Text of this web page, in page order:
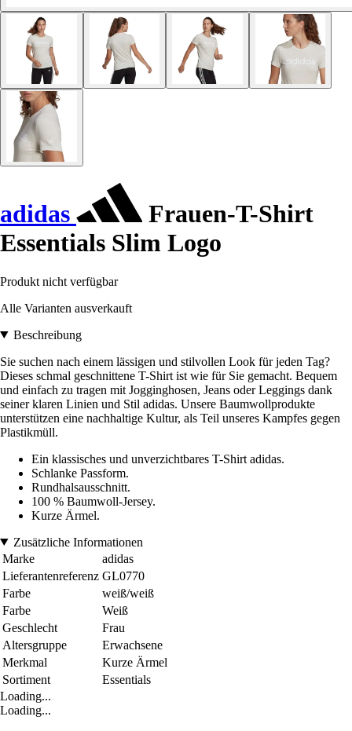
adidas
Frauen-T-Shirt
Essentials Slim Logo
Produkt nicht verfügbar
Alle Varianten ausverkauft
Beschreibung
Sie suchen nach einem lässigen und stilvollen Look für jeden Tag?
Dieses schmal geschnittene T-Shirt ist wie für Sie gemacht. Bequem
und einfach zu tragen mit Jogginghosen, Jeans oder Leggings dank
seiner klaren Linien und Stil adidas. Unsere Baumwollprodukte
unterstützen eine nachhaltige Kultur, als Teil unseres Kampfes gegen
Plastikmüll.
Ein klassisches und unverzichtbares T-Shirt adidas.
Schlanke Passform.
Rundhalsausschnitt.
100 % Baumwoll-Jersey.
Kurze Ärmel.
Zusätzliche Informationen
Marke
adidas
Lieferantenreferenz GL0770
Farbe
weiß/weiß
Farbe
Weiß
Geschlecht
Frau
Altersgruppe
Erwachsene
Merkmal
Kurze Ärmel
Sortiment
Essentials
Loading...
Loading...